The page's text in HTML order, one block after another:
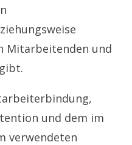
Mitarbeitenden und
und dem im
verwendeten